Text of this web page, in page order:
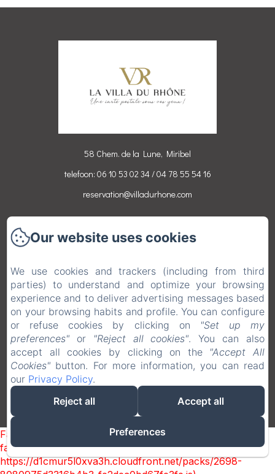
58 Chem. de la Lune, Miribel
telefoon: 06 10 53 02 34 / 04 78 55 54 16
reservation@villadurhone.com
Chambres
Contact
Wettelijke informatie
EN
FR DE NL
Failed to load BookingEngine/index: Loading chunk 2698
failed. (missing:
https://d1cmur5l0xva3h.cloudfront.net/packs/2698-
Our website uses cookies
We use cookies and trackers (including from third
parties) to understand and optimize your browsing
experience and to deliver advertising messages based
on your browsing habits and profile. You can configure
or refuse cookies by clicking on
"Set up my
preferences" or "Reject all cookies". You can also
accept all cookies by clicking on the "Accept All
Cookies" button. For more information, you can read
our Privacy Policy.
Reject all
Accept all
Preferences